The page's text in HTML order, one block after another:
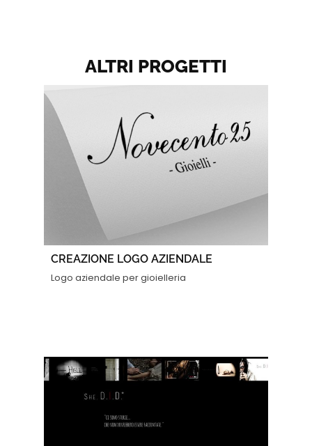
ALTRI PROGETTI
CREAZIONE LOGO AZIENDALE
Logo aziendale per gioielleria